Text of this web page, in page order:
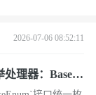
2026-07-06 08:52:11
理器：BaseE
现